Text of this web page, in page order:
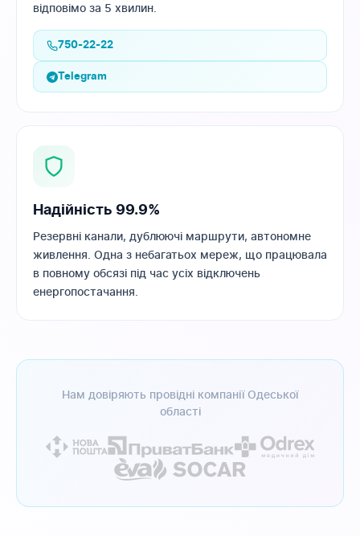
відповімо за 5 хвилин.
750-22-22
Telegram
Надійність 99.9%
Резервні канали, дублюючі маршрути, автономне
живлення. Одна з небагатьох мереж, що працювала
в повному обсязі під час усіх відключень
енергопостачання.
Нам довіряють провідні компанії Одеської
області